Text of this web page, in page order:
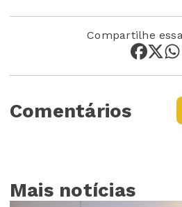
Compartilhe
Comentários
Mais notícias